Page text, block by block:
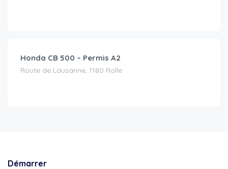
Honda CB 500 – Permis A2
Route de Lausanne, 1180 Rolle
Démarrer